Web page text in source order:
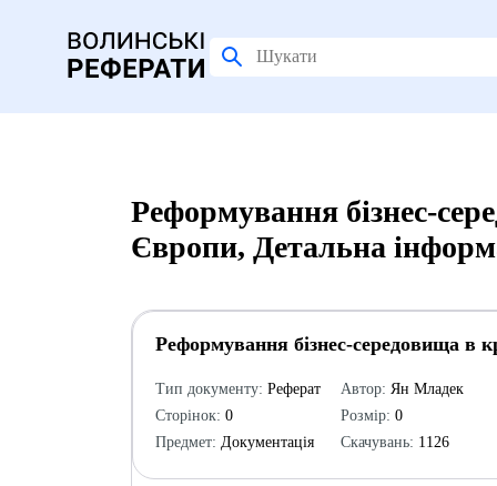
Реформування бізнес-
Європи, Детальна
Реформування бізнес-середовища в
Тип документу: Реферат
Сторінок: 0
Предмет: Документація
Автор: Ян Младек
Розмір: 0
Скачувань: 1126